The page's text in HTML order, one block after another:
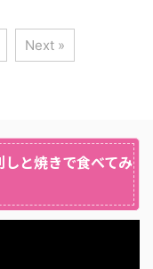
Next »
と焼きで食べてみ